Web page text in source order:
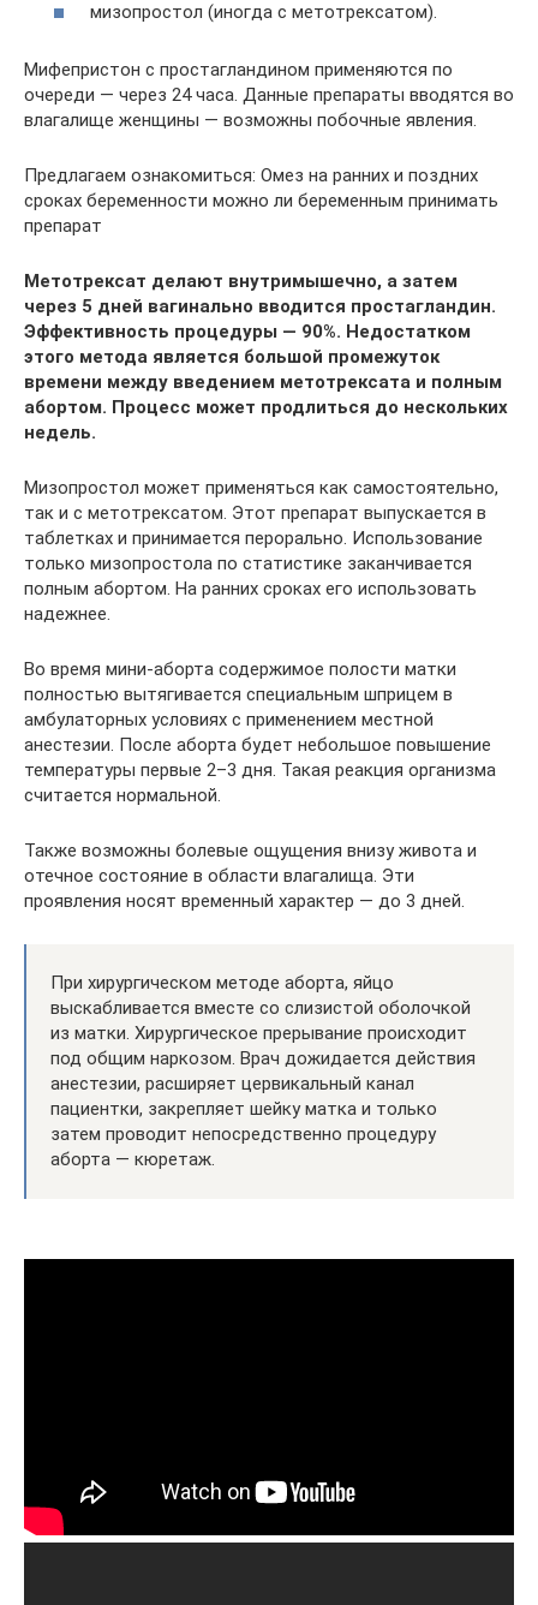
мизопростол (иногда с метотрексатом).
Мифепристон с простагландином применяются по
очереди — через 24 часа. Данные препараты вводятся во
влагалище женщины — возможны побочные явления.
Предлагаем ознакомиться: Омез на ранних и поздних
сроках беременности можно ли беременным принимать
препарат
Метотрексат делают внутримышечно, а затем
через 5 дней вагинально вводится простагландин.
Эффективность процедуры — 90%. Недостатком
этого метода является большой промежуток
времени между введением метотрексата и полным
абортом. Процесс может продлиться до нескольких
недель.
Мизопростол может применяться как самостоятельно,
так и с метотрексатом. Этот препарат выпускается в
таблетках и принимается перорально. Использование
только мизопростола по статистике заканчивается
полным абортом. На ранних сроках его использовать
надежнее.
Во время мини-аборта содержимое полости матки
полностью вытягивается специальным шприцем в
амбулаторных условиях с применением местной
анестезии. После аборта будет небольшое повышение
температуры первые 2–3 дня. Такая реакция организма
считается нормальной.
Также возможны болевые ощущения внизу живота и
отечное состояние в области влагалища. Эти
проявления носят временный характер — до 3 дней.
При хирургическом методе аборта, яйцо
выскабливается вместе со слизистой оболочкой
из матки. Хирургическое прерывание происходит
под общим наркозом. Врач дожидается действия
анестезии, расширяет цервикальный канал
пациентки, закрепляет шейку матка и только
затем проводит непосредственно процедуру
аборта — кюретаж.